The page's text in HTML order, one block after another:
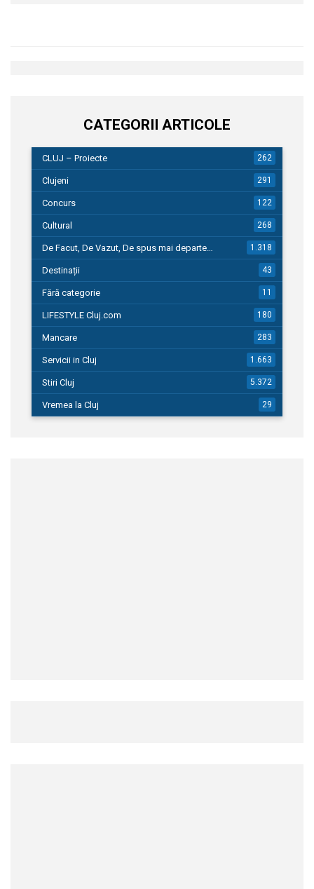
CATEGORII ARTICOLE
CLUJ – Proiecte 262
Clujeni 291
Concurs 122
Cultural 268
De Facut, De Vazut, De spus mai departe… 1.318
Destinații 43
Fără categorie 11
LIFESTYLE Cluj.com 180
Mancare 283
Servicii in Cluj 1.663
Stiri Cluj 5.372
Vremea la Cluj 29